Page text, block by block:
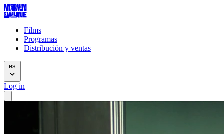
Films
Programas
Distribución y ventas
es
Log in